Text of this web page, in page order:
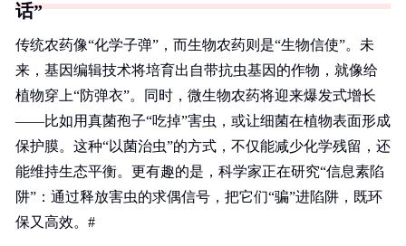
话”
传统农药像“化学子弹”，而生物农药则是“生物信使”。未
来，基因编辑技术将培育出自带抗虫基因的作物，就像给
植物穿上“防弹衣”。同时，微生物农药将迎来爆发式增长
——比如用真菌孢子“吃掉”害虫，或让细菌在植物表面形成
保护膜。这种“以菌治虫”的方式，不仅能减少化学残留，还
能维持生态平衡。更有趣的是，科学家正在研究“信息素陷
阱”：通过释放害虫的求偶信号，把它们“骗”进陷阱，既环
保又高效。#